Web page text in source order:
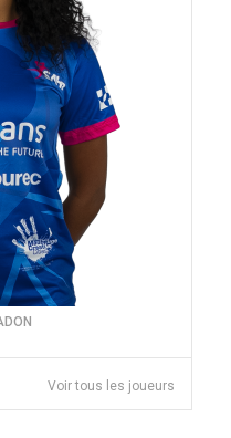
Voir tous les joueurs